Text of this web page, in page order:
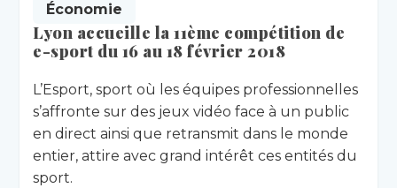
Économie
Lyon accueille la 11ème compétition de
e-sport du 16 au 18 février 2018
L’Esport, sport où les équipes professionnelles
s’affronte sur des jeux vidéo face à un public
en direct ainsi que retransmit dans le monde
entier, attire avec grand intérêt ces entités du
sport.